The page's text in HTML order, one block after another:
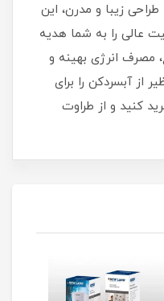
زیبا و مدرن، این
عالی را به شما هدیه
انرژی بهینه و
از آبسردکن را برای
کنید و از طراوت